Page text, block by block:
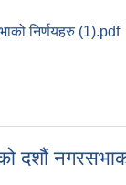
निर्णयहरु (1).pdf
दशौं